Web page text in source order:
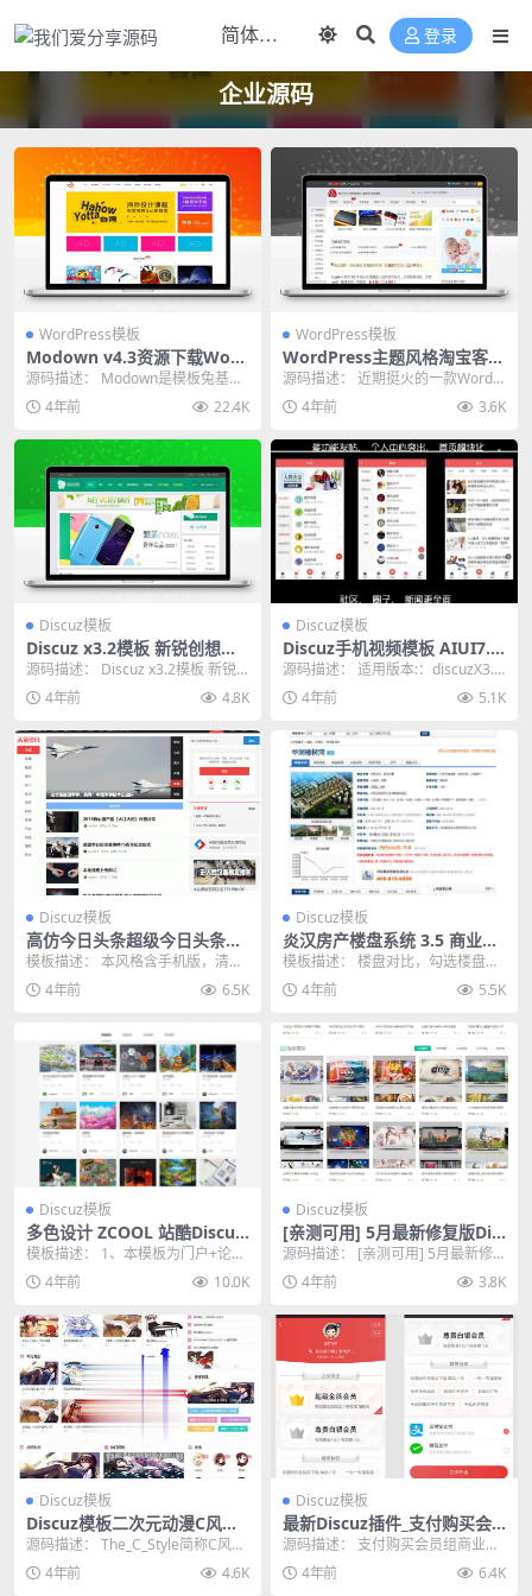
登录
企业源码
WordPress模板
Modown v4.3资源下载Word
Press主题
源码描述： Modown是模板兔基于
Erphpdown wordpress插件开...
4年前 22.4K
WordPress模板
WordPress主题风格淘宝客模
板以灰色为主打+聚集人气和
互动
源码描述： 近期挺火的一款WordP
ress商业服务模版，它是一款专业
为淘宝客盆...
4年前 3.6K
Discuz模板
Discuz x3.2模板 新锐创想轻
主题社区 商业版整站带数据
+手机移动端
源码描述： Discuz x3.2模板 新锐
创想轻主题社区 商业版整站带数据
+手...4年前 4.8K
Discuz模板
Discuz手机视频模板 AIUI7.3.
0 商业版
源码描述： 适用版本:：discuzX3.2
discuzX3.1 discuz...
4年前 5.1K
Discuz模板
高仿今日头条超级今日头条带
手移动端商业版（GBK+UT
F）网站模板头条资讯源码 Dis
cuz模板
模板描述： 本风格含手机版，清新
简洁的页面布局，简单易上手的设
置，即使您是新手，...
4年前 6.5K
Discuz模板
炎汉房产楼盘系统 3.5 商业
版|强大的Discuz房产插件+实
用的房产平台插件
模板描述： 楼盘对比，勾选楼盘前
面的对比按钮，可以对选中的楼盘
进行对比，楼盘的各...
4年前 5.5K
Discuz模板
多色设计 ZCOOL 站酷Discuz
模板/文章频道版本+站酷素材
源码+空间设计+配色设计交流
模板描述： 1、本模板为门户+论坛
+个人空间形式，美化N多默认模板
页面 2、全新...
4年前 10.0K
Discuz模板
[亲测可用] 5月最新修复版Dis
cuz宽屏大气素材教程资源下
载类网站源码
源码描述： [亲测可用] 5月最新修
复版Discuz宽屏大气素材教程资源
类模板 ...
4年前 3.8K
Discuz模板
Discuz模板二次元动漫C风格+
C风格门户版1.1 UTF8+GBK
源码描述： The_C_Style简称C风
格，动态特性，支持宽窄屏，宽屏
最大16...
4年前 4.6K
Discuz模板
最新Discuz插件_支付购买会
员组商业版 V2.180418
源码描述： 支付购买会员组商业版
Discuz插件功能描述 尽管网络时代
已经经过无...
4年前 6.4K